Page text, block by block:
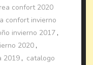
confort 2020
confort invierno
invierno 2017 ,
2020 ,
2019 , catalogo